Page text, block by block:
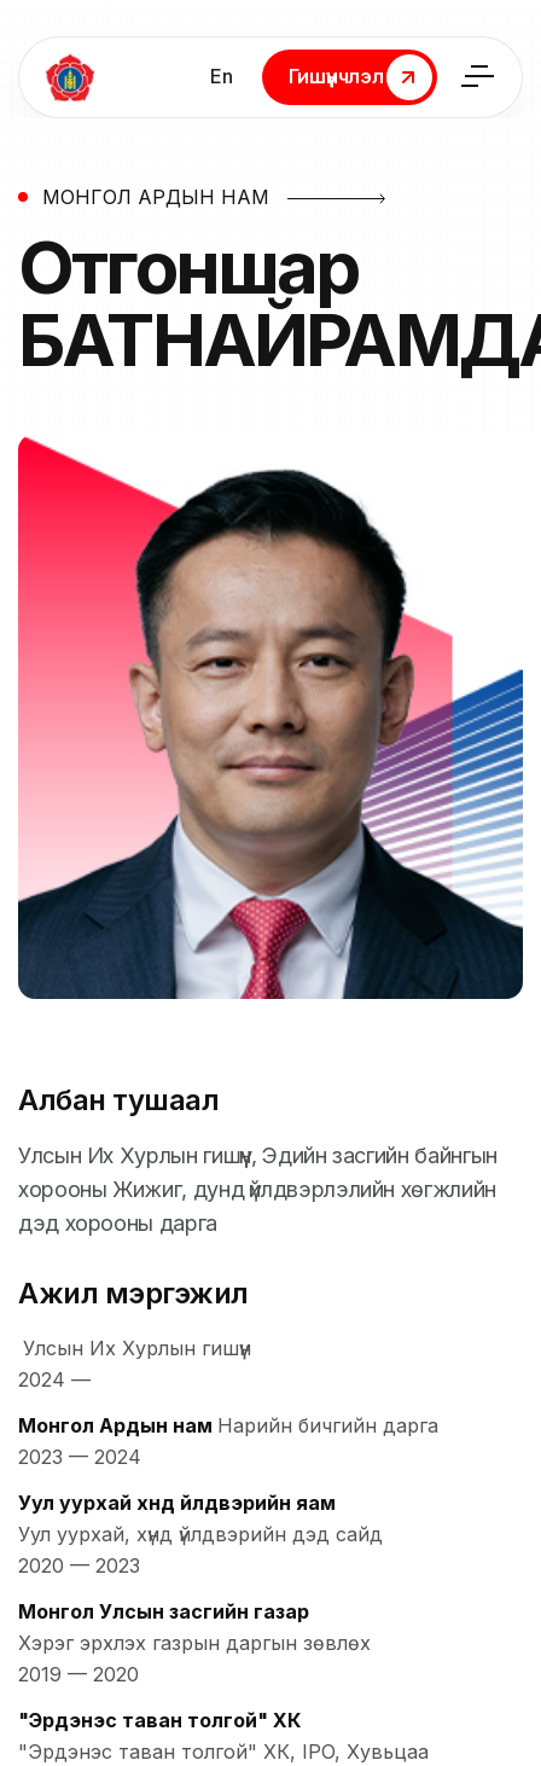
En
Гишүүнчлэл
Гишүүнчлэл
МОНГОЛ АРДЫН НАМ
Отгоншар
Албан тушаал
Улсын Их Хурлын гишүүн, Эдийн засгийн байнгын
хорооны Жижиг, дунд үйлдвэрлэлийн хөгжлийн
дэд хорооны дарга
Ажил мэргэжил
Улсын Их Хурлын гишүүн
2024 —
Монгол Ардын нам Нарийн бичгийн дарга
2023 — 2024
Уул уурхай хүнд үйлдвэрийн яам
Уул уурхай, хүнд үйлдвэрийн дэд сайд
2020 — 2023
Монгол Улсын засгийн газар
Хэрэг эрхлэх газрын даргын зөвлөх
2019 — 2020
"Эрдэнэс таван толгой" ХК
"Эрдэнэс таван толгой" ХК, IPO, Хувьцаа